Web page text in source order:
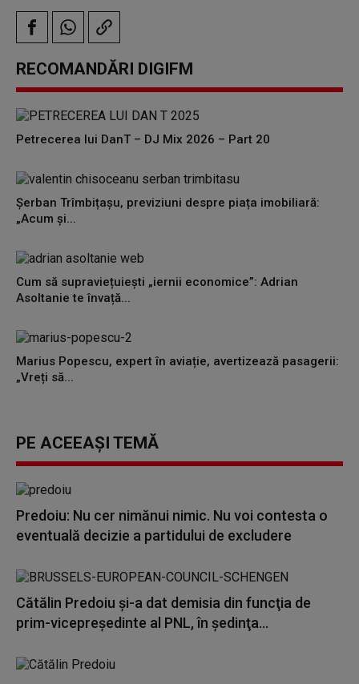
RECOMANDĂRI DIGIFM
Petrecerea lui DanT – DJ Mix 2026 – Part 20
Șerban Trîmbițașu, previziuni despre piața imobiliară:
„Acum și...
Cum să supraviețuiești „iernii economice”: Adrian
Asoltanie te învață...
Marius Popescu, expert în aviație, avertizează pasagerii:
„Vreți să...
PE ACEEAȘI TEMĂ
Predoiu: Nu cer nimănui nimic. Nu voi contesta o
eventuală decizie a partidului de excludere
Cătălin Predoiu şi-a dat demisia din funcţia de
prim-vicepreşedinte al PNL, în şedinţa...